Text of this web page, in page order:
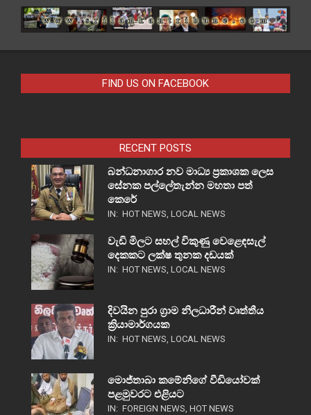
FIND US ON FACEBOOK
RECENT POSTS
බන්ධනාගාර නව මාධ්‍ය ප්‍රකාශක ලෙස
සේනක පල්ලේතැන්න මහතා පත්
කෙරේ
IN: HOT NEWS, LOCAL NEWS
වැඩි මිලට සහල් විකුණු වෙළෙඳසැල්
දෙකකට ලක්ෂ තුනක දඩයක්
IN: HOT NEWS, LOCAL NEWS
දිවයින පුරා ග්‍රාම නිලධාරීන් වෘත්තීය
ක්‍රියාමාර්ගයක
IN: HOT NEWS, LOCAL NEWS
මොජ්තාබා කමේනිගේ වීඩියෝවක්
පළමුවරට එළියට
IN: FOREIGN NEWS, HOT NEWS